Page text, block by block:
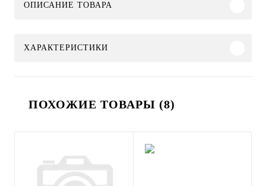
ОПИСАНИЕ ТОВАРА
ХАРАКТЕРИСТИКИ
ПОХОЖИЕ ТОВАРЫ (8)